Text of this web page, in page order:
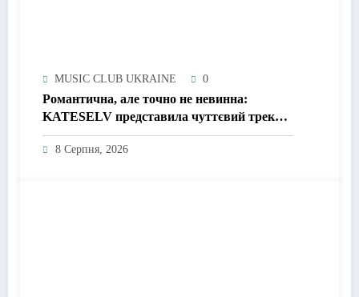
MUSIC CLUB UKRAINE 0
Романтична, але точно не невинна:
KATESELV представила чуттєвий трек
«Love Supplier»
8 Серпня, 2026